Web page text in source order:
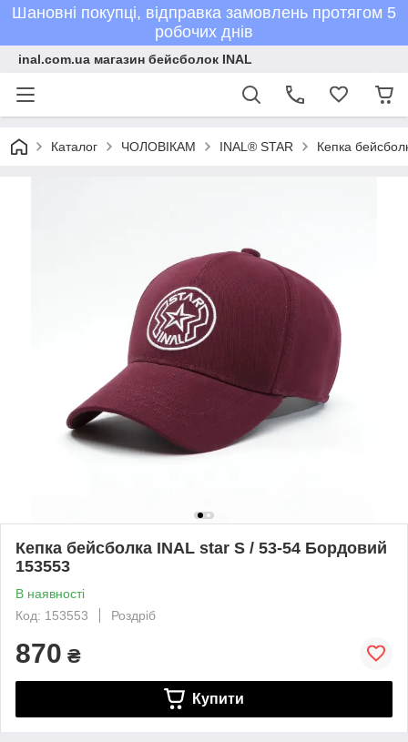
Шановні покупці, відправка замовлень протягом 5
робочих днів
inal.com.ua магазин бейсболок INAL
Каталог ЧОЛОВІКАМ INAL® STAR Кепка
Кепка бейсболка INAL star S / 53-54 Бордовий
153553
В наявності
Код: 153553
Роздріб
870 ₴
Купити